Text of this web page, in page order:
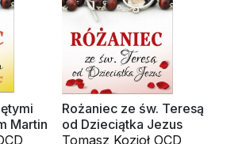
Martin
Rożaniec ze św. Teresą
od Dzieciątka Jezus
Tomasz Kozioł OCD